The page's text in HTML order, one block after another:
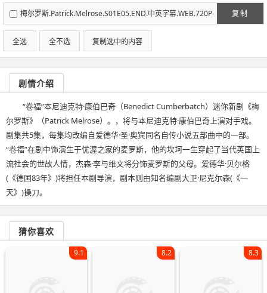
影视.mp4
复制
梅尔罗斯.Patrick.Melrose.S01E05.END.中英字幕.WEB.720P-
人人影视.mp4
全选 全不选 复制选中的内容
剧情介绍
“卷福”本尼迪克特·康伯巴奇（Benedict Cumberbatch）迷你新剧《梅
尔罗斯》（Patrick Melrose）。，将与本尼迪克特·康伯巴奇上演对手戏。
剧集共5集，每集均改编自爱德华·圣·奥宾同名自传小说五部曲中的一部。
“卷福”在剧中饰演生于优渥之家的麦罗斯，他的坎坷一生穿起了当代英国上
流社会的世故人情，杰森·李与维文将分饰麦罗斯的父母。爱德华·贝尔格
(《德国83年》)将担任本剧导演，剧本则由知名编剧大卫·尼克尔森(《一
天》)操刀。
猜你喜欢
9.1 8.2 8.3